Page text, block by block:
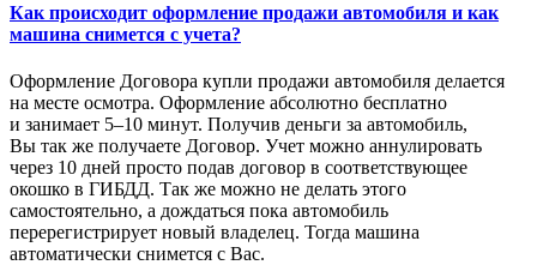
Как происходит оформление продажи автомобиля и как
машина снимется с учета?
Оформление Договора купли продажи автомобиля делается
на месте осмотра. Оформление абсолютно бесплатно
и занимает 5–10 минут. Получив деньги за автомобиль,
Вы так же получаете Договор. Учет можно аннулировать
через 10 дней просто подав договор в соответствующее
окошко в ГИБДД. Так же можно не делать этого
самостоятельно, а дождаться пока автомобиль
перерегистрирует новый владелец. Тогда машина
автоматически снимется с Вас.